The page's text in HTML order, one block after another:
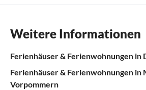
Weitere Informationen
Ferienhäuser & Ferienwohnungen in
Ferienhäuser & Ferienwohnungen in
Vorpommern